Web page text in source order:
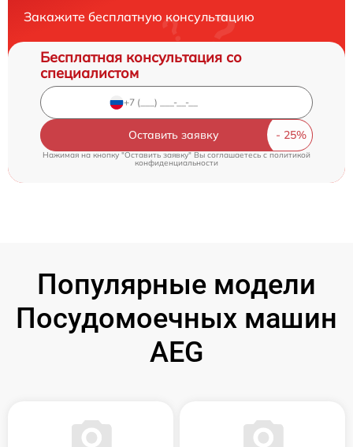
Закажите бесплатную консультацию
Бесплатная консультация со
специалистом
Оставить заявку
Нажимая на кнопку "Оставить заявку" Вы соглашаетесь cполитикой
конфиденциальности
Популярные модели
Посудомоечных машин
AEG